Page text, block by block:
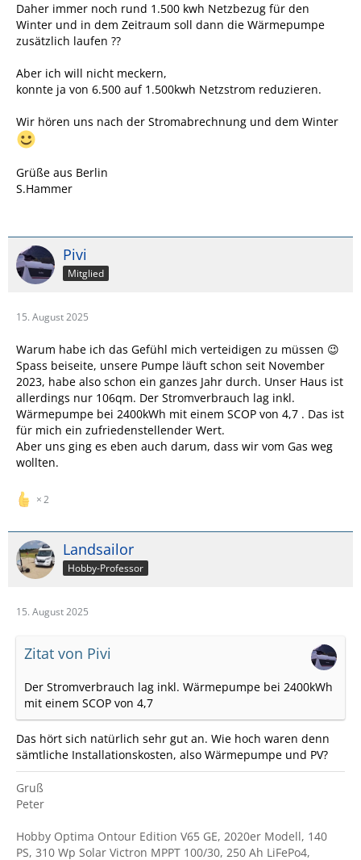
Daher immer noch rund 1.500 kwh Netzbezug für den
Winter und in dem Zeitraum soll dann die Wärmepumpe
zusätzlich laufen ??
Aber ich will nicht meckern,
konnte ja von 6.500 auf 1.500kwh Netzstrom reduzieren.
Wir hören uns nach der Stromabrechnung und dem Winter
Grüße aus Berlin
S.Hammer
Pivi
Mitglied
15. August 2025
Warum habe ich das Gefühl mich verteidigen zu müssen 😉
Spass beiseite, unsere Pumpe läuft schon seit November
2023, habe also schon ein ganzes Jahr durch. Unser Haus ist
allerdings nur 106qm. Der Stromverbrauch lag inkl.
Wärmepumpe bei 2400kWh mit einem SCOP von 4,7 . Das ist
für mich ein zufriedenstellender Wert.
Aber uns ging es eben auch darum, dass wir vom Gas weg
wollten.
2
Landsailor
Hobby-Professor
15. August 2025
Zitat von Pivi
Der Stromverbrauch lag inkl. Wärmepumpe bei 2400kWh
mit einem SCOP von 4,7
Das hört sich natürlich sehr gut an. Wie hoch waren denn
sämtliche Installationskosten, also Wärmepumpe und PV?
Gruß
Peter
Hobby Optima Ontour Edition V65 GE, 2020er Modell, 140
PS, 310 Wp Solar Victron MPPT 100/30, 250 Ah LiFePo4,